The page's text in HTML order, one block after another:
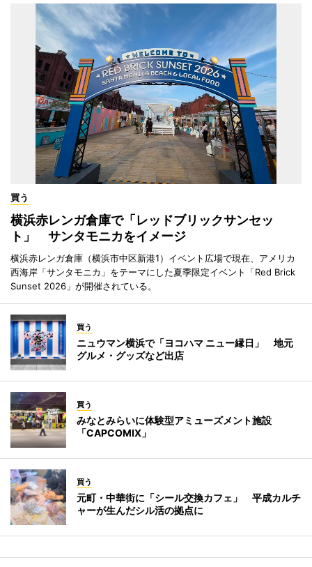
買う
横浜赤レンガ倉庫で「レッドブリックサンセッ
ト」 サンタモニカをイメージ
横浜赤レンガ倉庫（横浜市中区新港1）イベント広場で現在、アメリカ
西海岸「サンタモニカ」をテーマにした夏季限定イベント「Red Brick
Sunset 2026」が開催されている。
買う
ニュウマン横浜で「ヨコハマ ニュー縁日」 地元
グルメ・グッズなど出店
買う
みなとみらいに体験型アミューズメント施設
「CAPCOMIX」
買う
元町・中華街に「シール交換カフェ」 平成カルチ
ャーが生んだシル活の拠点に